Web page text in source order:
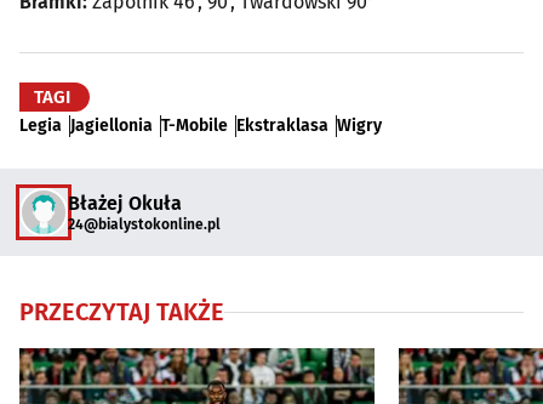
TAGI
Legia Jagiellonia T-Mobile Ekstraklasa Wigry
Błażej Okuła
24@bialystokonline.pl
PRZECZYTAJ TAKŻE